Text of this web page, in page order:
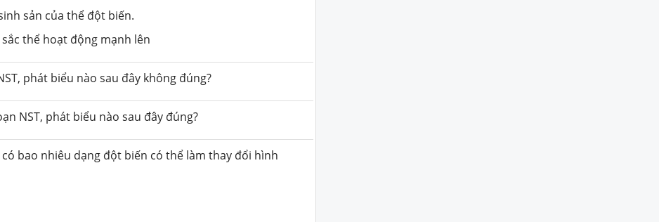
sản của thể đột biến.
thể hoạt động mạnh lên
phát biểu nào sau đây không đúng?
NST, phát biểu nào sau đây đúng?
bao nhiêu dạng đột biến có thể làm thay đổi hình